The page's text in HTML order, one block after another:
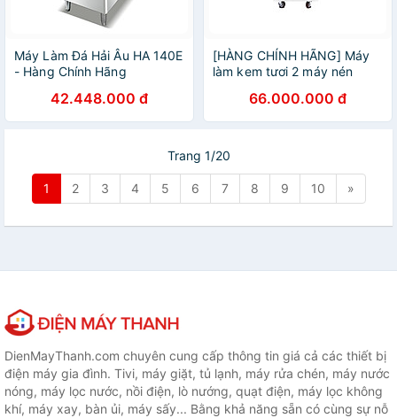
Máy Làm Đá Hải Âu HA 140E
- Hàng Chính Hãng
42.448.000 đ
[HÀNG CHÍNH HÃNG] Máy
làm kem tươi 2 máy nén
66.000.000 đ
Trang 1/20
1 2 3 4 5 6 7 8 9 10 »
DienMayThanh.com chuyên cung cấp thông tin giá cả các thiết bị
điện máy gia đình. Tivi, máy giặt, tủ lạnh, máy rửa chén, máy nước
nóng, máy lọc nước, nồi điện, lò nướng, quạt điện, máy lọc không
khí, máy xay, bàn ủi, máy sấy... Bằng khả năng sẵn có cùng sự nỗ